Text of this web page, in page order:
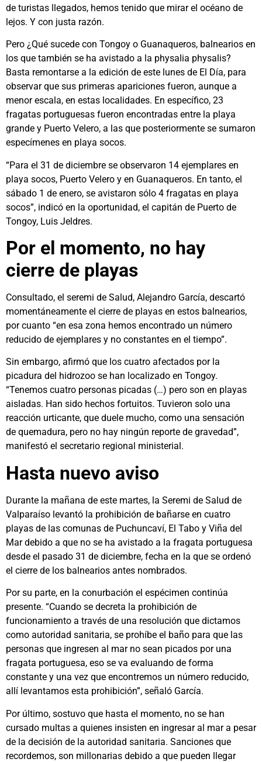
de turistas llegados, hemos tenido que mirar el océano de
lejos. Y con justa razón.
Pero ¿Qué sucede con Tongoy o Guanaqueros, balnearios en
los que también se ha avistado a la physalia physalis?
Basta remontarse a la edición de este lunes de El Día, para
observar que sus primeras apariciones fueron, aunque a
menor escala, en estas localidades. En específico, 23
fragatas portuguesas fueron encontradas entre la playa
grande y Puerto Velero, a las que posteriormente se sumaron
especímenes en playa socos.
“Para el 31 de diciembre se observaron 14 ejemplares en
playa socos, Puerto Velero y en Guanaqueros. En tanto, el
sábado 1 de enero, se avistaron sólo 4 fragatas en playa
socos”, indicó en la oportunidad, el capitán de Puerto de
Tongoy, Luis Jeldres.
Por el momento, no hay
cierre de playas
Consultado, el seremi de Salud, Alejandro García, descartó
momentáneamente el cierre de playas en estos balnearios,
por cuanto “en esa zona hemos encontrado un número
reducido de ejemplares y no constantes en el tiempo”.
Sin embargo, afirmó que los cuatro afectados por la
picadura del hidrozoo se han localizado en Tongoy.
“Tenemos cuatro personas picadas (…) pero son en playas
aisladas. Han sido hechos fortuitos. Tuvieron solo una
reacción urticante, que duele mucho, como una sensación
de quemadura, pero no hay ningún reporte de gravedad”,
manifestó el secretario regional ministerial.
Hasta nuevo aviso
Durante la mañana de este martes, la Seremi de Salud de
Valparaíso levantó la prohibición de bañarse en cuatro
playas de las comunas de Puchuncaví, El Tabo y Viña del
Mar debido a que no se ha avistado a la fragata portuguesa
desde el pasado 31 de diciembre, fecha en la que se ordenó
el cierre de los balnearios antes nombrados.
Por su parte, en la conurbación el espécimen continúa
presente. “Cuando se decreta la prohibición de
funcionamiento a través de una resolución que dictamos
como autoridad sanitaria, se prohíbe el baño para que las
personas que ingresen al mar no sean picados por una
fragata portuguesa, eso se va evaluando de forma
constante y una vez que encontremos un número reducido,
allí levantamos esta prohibición”, señaló García.
Por último, sostuvo que hasta el momento, no se han
cursado multas a quienes insisten en ingresar al mar a pesar
de la decisión de la autoridad sanitaria. Sanciones que
recordemos, son millonarias debido a que pueden llegar